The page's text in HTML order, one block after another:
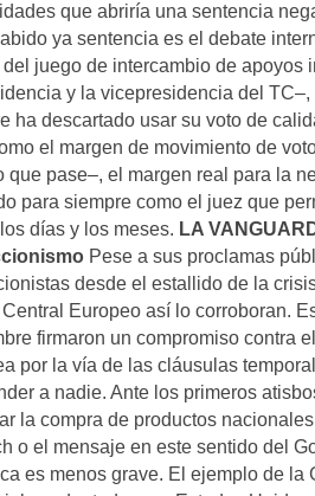
que abriría una sentencia
ya sentencia es el debate
juego de intercambio de apoyos
y la vicepresidencia del
ha descartado usar su voto de
el margen de movimiento de
que pase–, el margen real para la
para siempre como el juez que
días y los meses. LA
Pese a sus proclamas
desde el estallido de la
Europeo así lo corroboran.
firmaron un compromiso contra
por la vía de las cláusulas
a nadie. Ante los primeros
la compra de productos
o el mensaje en este sentido del
es menos grave. El ejemplo de la